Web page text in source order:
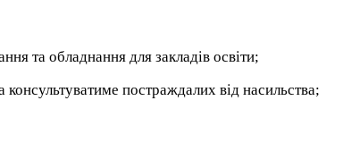
та обладнання для закладів освіти;
консультуватиме постраждалих від насильства;